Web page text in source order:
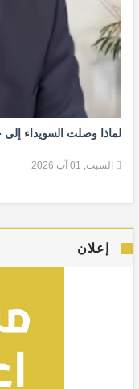
لماذا وصلت السويداء
السبت, 01 آب 2026
إعلان